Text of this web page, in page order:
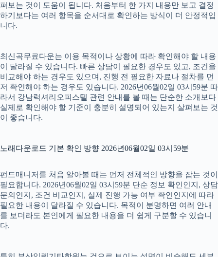
펴보는 것이 도움이 됩니다. 처음부터 한 가지 내용만 보고 결정
하기보다는 여러 항목을 순서대로 확인하는 방식이 더 안정적입
니다.
최신곡무료다운는 이용 목적이나 상황에 따라 확인해야 할 내용
이 달라질 수 있습니다. 빠른 상담이 필요한 경우도 있고, 조건을
비교해야 하는 경우도 있으며, 진행 전 필요한 자료나 절차를 먼
저 확인해야 하는 경우도 있습니다. 2026년06월02일 03시59분 따
라서 강남럭셔리오피스텔 관련 안내를 볼 때는 단순한 소개보다
실제로 확인해야 할 기준이 충분히 설명되어 있는지 살펴보는 것
이 좋습니다.
노래다운로드 기본 확인 방향 2026년06월02일 03시59분
펀드매니저를 처음 알아볼 때는 먼저 전체적인 방향을 잡는 것이
필요합니다. 2026년06월02일 03시59분 단순 정보 확인인지, 상담
문의인지, 조건 비교인지, 실제 진행 가능 여부 확인인지에 따라
필요한 내용이 달라질 수 있습니다. 목적이 분명하면 여러 안내
를 보더라도 본인에게 필요한 내용을 더 쉽게 구분할 수 있습니
다.